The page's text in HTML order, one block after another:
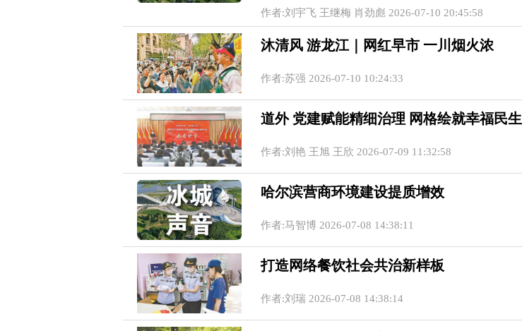
作者:刘宇飞 王继梅 肖劲彪 2026-07-10 20:45:58
沐清风 游龙江｜网红早市 一川烟火浓
作者:苏强 2026-07-10 10:24:33
道外 党建赋能精细治理 网格绘就幸福民生
作者:刘艳 王旭 王欣 2026-07-09 11:32:58
哈尔滨营商环境建设提质增效
作者:马智博 2026-07-08 14:38:11
打造网络餐饮社会共治新样板
作者:刘瑞 2026-07-08 14:38:14